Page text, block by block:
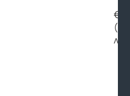
за
без
лв.)